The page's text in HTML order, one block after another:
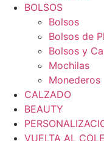
BOLSOS
Bolsos
Bolsos de
Bolsos y
Mochilas
Monederos
CALZADO
BEAUTY
VUELTA AL COLE